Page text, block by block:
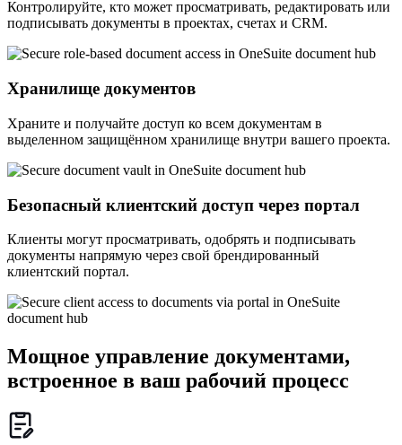
Контролируйте, кто может просматривать, редактировать или
подписывать документы в проектах, счетах и CRM.
Хранилище документов
Храните и получайте доступ ко всем документам в
выделенном защищённом хранилище внутри вашего проекта.
Безопасный клиентский доступ через портал
Клиенты могут просматривать, одобрять и подписывать
документы напрямую через свой брендированный
клиентский портал.
Мощное управление документами,
встроенное в ваш рабочий процесс